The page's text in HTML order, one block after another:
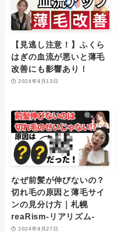
【見逃し注意！】ふくら
はぎの血流が悪いと薄毛
改善にも影響あり！
2024年9月13日
なぜ前髪が伸びないの？
切れ毛の原因と薄毛サイ
ンの見分け方｜札幌
reaRism-リアリズム-
2024年8月27日